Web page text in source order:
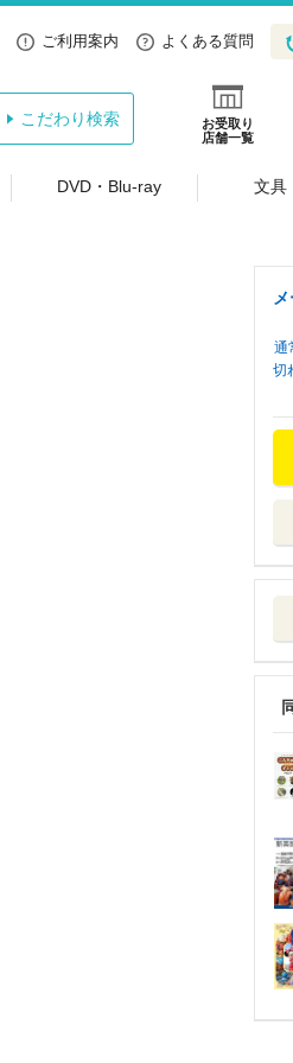
ご利用案内 よくある質問
お受取り
店舗一覧
こだわり検索
DVD・Blu-ray 文具
通
切